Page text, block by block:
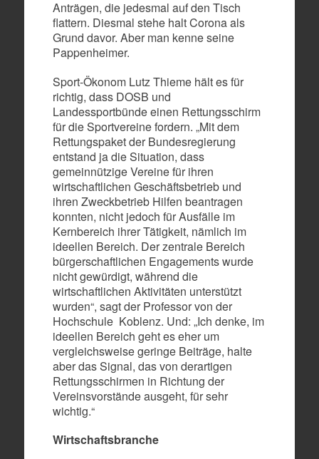
Anträgen, die jedesmal auf den Tisch
flattern. Diesmal stehe halt Corona als
Grund davor. Aber man kenne seine
Pappenheimer.
Sport-Ökonom Lutz Thieme hält es für
richtig, dass DOSB und
Landessportbünde einen Rettungsschirm
für die Sportvereine fordern. „Mit dem
Rettungspaket der Bundesregierung
entstand ja die Situation, dass
gemeinnützige Vereine für ihren
wirtschaftlichen Geschäftsbetrieb und
ihren Zweckbetrieb Hilfen beantragen
konnten, nicht jedoch für Ausfälle im
Kernbereich ihrer Tätigkeit, nämlich im
ideellen Bereich. Der zentrale Bereich
bürgerschaftlichen Engagements wurde
nicht gewürdigt, während die
wirtschaftlichen Aktivitäten unterstützt
wurden“, sagt der Professor von der
Hochschule Koblenz. Und: „Ich denke, im
ideellen Bereich geht es eher um
vergleichsweise geringe Beiträge, halte
aber das Signal, das von derartigen
Rettungsschirmen in Richtung der
Vereinsvorstände ausgeht, für sehr
wichtig.“
Wirtschaftsbranche